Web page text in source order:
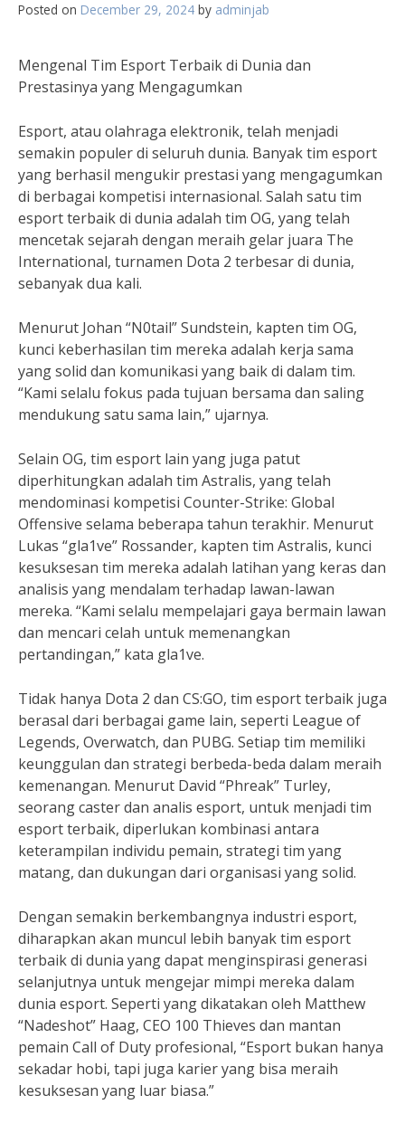
Posted on December 29, 2024 by adminjab
Mengenal Tim Esport Terbaik di Dunia dan
Prestasinya yang Mengagumkan
Esport, atau olahraga elektronik, telah menjadi
semakin populer di seluruh dunia. Banyak tim esport
yang berhasil mengukir prestasi yang mengagumkan
di berbagai kompetisi internasional. Salah satu tim
esport terbaik di dunia adalah tim OG, yang telah
mencetak sejarah dengan meraih gelar juara The
International, turnamen Dota 2 terbesar di dunia,
sebanyak dua kali.
Menurut Johan “N0tail” Sundstein, kapten tim OG,
kunci keberhasilan tim mereka adalah kerja sama
yang solid dan komunikasi yang baik di dalam tim.
“Kami selalu fokus pada tujuan bersama dan saling
mendukung satu sama lain,” ujarnya.
Selain OG, tim esport lain yang juga patut
diperhitungkan adalah tim Astralis, yang telah
mendominasi kompetisi Counter-Strike: Global
Offensive selama beberapa tahun terakhir. Menurut
Lukas “gla1ve” Rossander, kapten tim Astralis, kunci
kesuksesan tim mereka adalah latihan yang keras dan
analisis yang mendalam terhadap lawan-lawan
mereka. “Kami selalu mempelajari gaya bermain lawan
dan mencari celah untuk memenangkan
pertandingan,” kata gla1ve.
Tidak hanya Dota 2 dan CS:GO, tim esport terbaik juga
berasal dari berbagai game lain, seperti League of
Legends, Overwatch, dan PUBG. Setiap tim memiliki
keunggulan dan strategi berbeda-beda dalam meraih
kemenangan. Menurut David “Phreak” Turley,
seorang caster dan analis esport, untuk menjadi tim
esport terbaik, diperlukan kombinasi antara
keterampilan individu pemain, strategi tim yang
matang, dan dukungan dari organisasi yang solid.
Dengan semakin berkembangnya industri esport,
diharapkan akan muncul lebih banyak tim esport
terbaik di dunia yang dapat menginspirasi generasi
selanjutnya untuk mengejar mimpi mereka dalam
dunia esport. Seperti yang dikatakan oleh Matthew
“Nadeshot” Haag, CEO 100 Thieves dan mantan
pemain Call of Duty profesional, “Esport bukan hanya
sekadar hobi, tapi juga karier yang bisa meraih
kesuksesan yang luar biasa.”